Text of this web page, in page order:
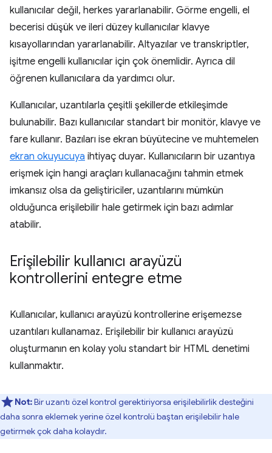
kullanıcılar değil, herkes yararlanabilir. Görme engelli, el
becerisi düşük ve ileri düzey kullanıcılar klavye
kısayollarından yararlanabilir. Altyazılar ve transkriptler,
işitme engelli kullanıcılar için çok önemlidir. Ayrıca dil
öğrenen kullanıcılara da yardımcı olur.
Kullanıcılar, uzantılarla çeşitli şekillerde etkileşimde
bulunabilir. Bazı kullanıcılar standart bir monitör, klavye ve
fare kullanır. Bazıları ise ekran büyütecine ve muhtemelen
ekran okuyucuya ihtiyaç duyar. Kullanıcıların bir uzantıya
erişmek için hangi araçları kullanacağını tahmin etmek
imkansız olsa da geliştiriciler, uzantılarını mümkün
olduğunca erişilebilir hale getirmek için bazı adımlar
atabilir.
Erişilebilir kullanıcı arayüzü
kontrollerini entegre etme
Kullanıcılar, kullanıcı arayüzü kontrollerine erişemezse
uzantıları kullanamaz. Erişilebilir bir kullanıcı arayüzü
oluşturmanın en kolay yolu standart bir HTML denetimi
kullanmaktır.
Not:Bir uzantı özel kontrol gerektiriyorsa erişilebilirlik desteğini
daha sonra eklemek yerine özel kontrolü baştan erişilebilir hale
getirmek çok daha kolaydır.